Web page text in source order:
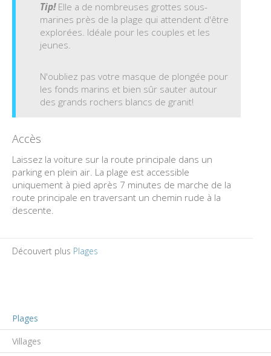
Tip!Elle a de nombreuses grottes sous-
marines près de la plage qui attendent d'être
explorées. Idéale pour les couples et les
jeunes.
N'oubliez pas votre masque de plongée pour
les fonds marins et bien sûr sauter autour
des grands rochers blancs de granit!
Accès
Laissez la voiture sur la route principale dans un
parking en plein air. La plage est accessible
uniquement à pied après 7 minutes de marche de la
route principale en traversant un chemin rude à la
descente.
Découvert plus Plages
Plages
Villages